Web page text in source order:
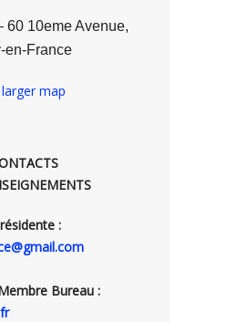
60 10eme Avenue,
en-France
:
Bureau :